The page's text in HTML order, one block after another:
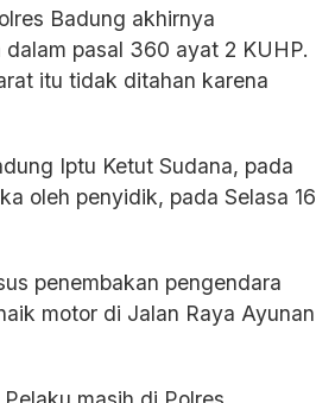
Badung akhirnya
pasal 360 ayat 2 KUHP.
itu tidak ditahan karena
Iptu Ketut Sudana, pada
oleh penyidik, pada Selasa 16
penembakan pengendara
motor di Jalan Raya Ayunan